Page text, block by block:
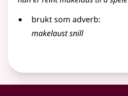
brukt som adverb:
makelaust snill